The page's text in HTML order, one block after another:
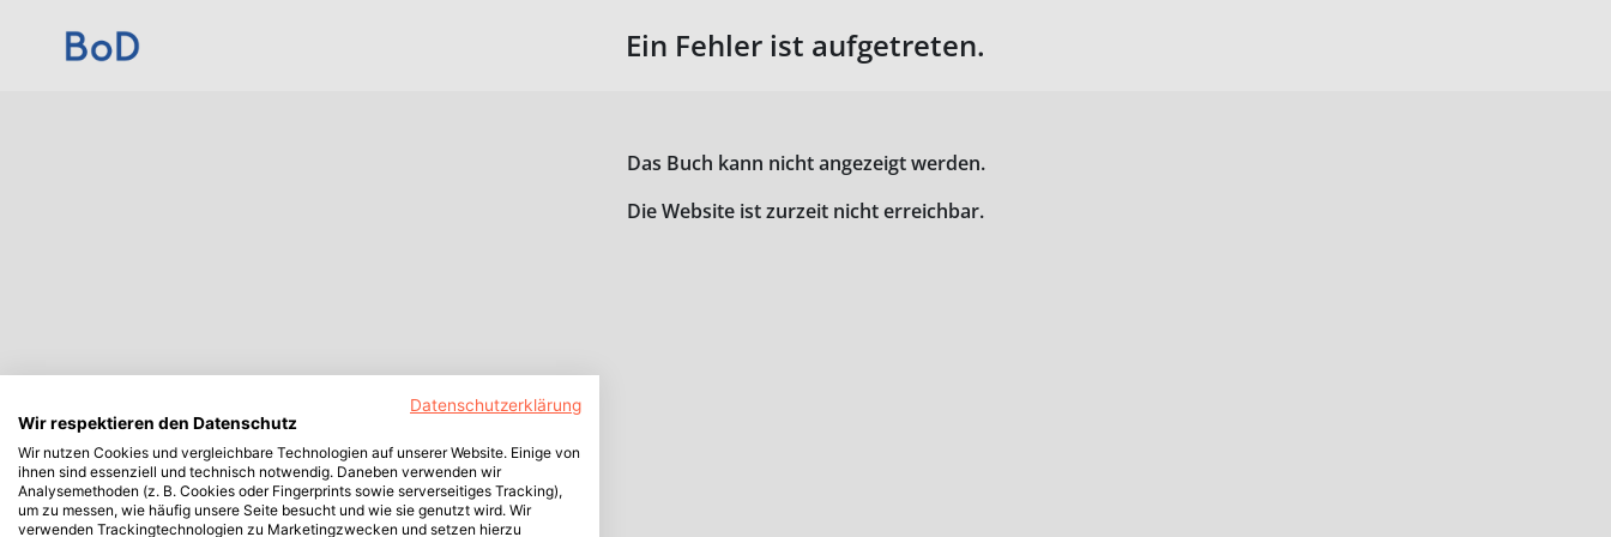
Ein Fehler ist aufgetreten.
Das Buch kann nicht angezeigt werden.
Die Website ist zurzeit nicht erreichbar.
Datenschutzerklärung
Wir respektieren den Datenschutz
Wir nutzen Cookies und vergleichbare Technologien auf unserer Website. Einige von
ihnen sind essenziell und technisch notwendig. Daneben verwenden wir
Analysemethoden (z. B. Cookies oder Fingerprints sowie serverseitiges Tracking),
um zu messen, wie häufig unsere Seite besucht und wie sie genutzt wird. Wir
verwenden Trackingtechnologien zu Marketingzwecken und setzen hierzu